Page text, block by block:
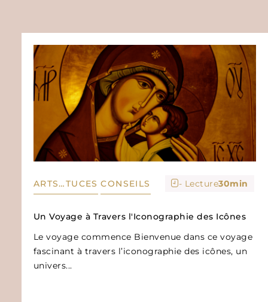
ARTS…TUCES CONSEILS - Lecture30min
Un Voyage à Travers l'Iconographie des Icônes
Le voyage commence Bienvenue dans ce voyage
fascinant à travers l’iconographie des icônes, un
univers...